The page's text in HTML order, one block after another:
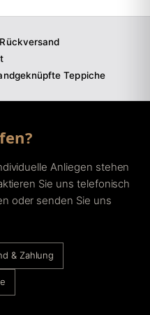
Teppiche
Anliegen stehen
Sie uns telefonisch
oder senden Sie uns
& Zahlung